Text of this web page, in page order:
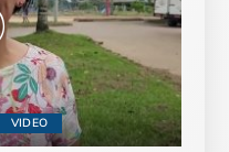
VIDEO